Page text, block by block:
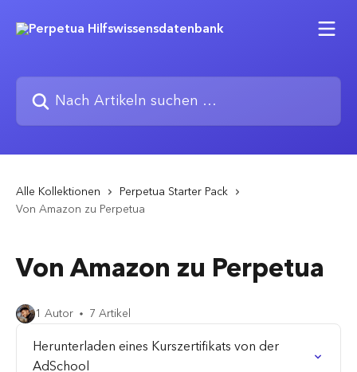
Nach Artikeln suchen …
Alle Kollektionen
Perpetua Starter Pack
Von Amazon zu Perpetua
Von Amazon zu Perpetua
1 Autor 7 Artikel
Herunterladen eines Kurszertifikats von der
AdSchool